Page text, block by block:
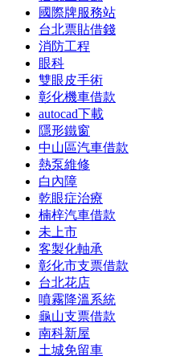
國際牌服務站
台北票貼借錢
消防工程
眼科
雙眼皮手術
彰化機車借款
autocad下載
隱形鐵窗
中山區汽車借款
熱泵維修
白內障
乾眼症治療
楠梓汽車借款
未上市
客製化軸承
彰化市支票借款
台北花店
噴霧降溫系統
龜山支票借款
南科新屋
土城免留車